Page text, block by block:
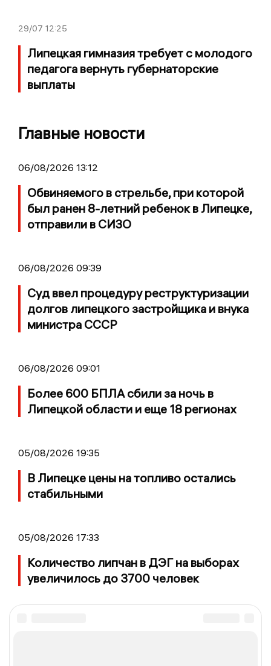
29/07 12:25
Липецкая гимназия требует с молодого
педагога вернуть губернаторские
выплаты
Главные новости
06/08/2026 13:12
Обвиняемого в стрельбе, при которой
был ранен 8-летний ребенок в Липецке,
отправили в СИЗО
06/08/2026 09:39
Суд ввел процедуру реструктуризации
долгов липецкого застройщика и внука
министра СССР
06/08/2026 09:01
Более 600 БПЛА сбили за ночь в
Липецкой области и еще 18 регионах
05/08/2026 19:35
В Липецке цены на топливо остались
стабильными
05/08/2026 17:33
Количество липчан в ДЭГ на выборах
увеличилось до 3700 человек